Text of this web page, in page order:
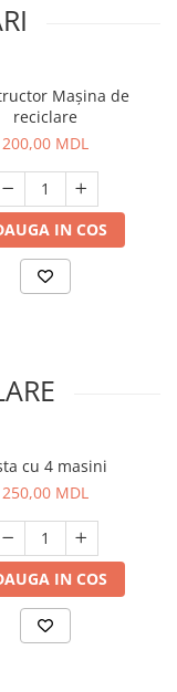
Mașina de
reciclare
200,00 MDL
IN COS
cu 4 masini
250,00 MDL
IN COS